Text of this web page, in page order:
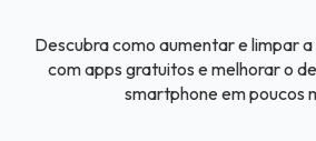
Descubra como aumentar e limpar
com apps gratuitos e melhorar o
smartphone em poucos